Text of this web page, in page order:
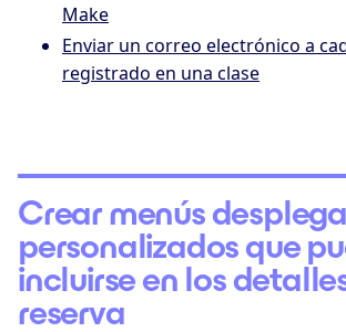
Make
Enviar un correo electrónico a
registrado en una clase
Crear menús
personalizados que
incluirse en los
reserva